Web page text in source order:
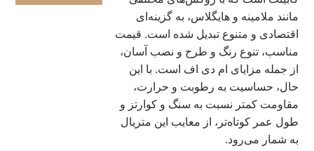
مانند ملامینه و هایگلاس، به گزینه‌ای
اقتصادی و متنوع تبدیل شده است. قیمت
مناسب، تنوع رنگ و طرح و نصب آسان،
از جمله مزایای ام دی اف است. با این
حال، حساسیت به رطوبت و حرارت،
مقاومت کمتر نسبت به سنگ و کوارتز و
طول عمر کوتاه‌تر، از معایب این متریال
به شمار می‌رود.